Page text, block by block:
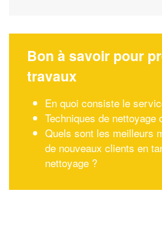
Bon à savoir pour
travaux
En quoi consiste le
Techniques de nettoyage
Quels sont les meilleurs
de nouveaux clients en
nettoyage ?